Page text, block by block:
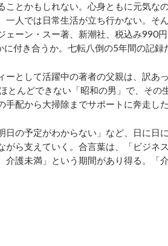
とかもしれない。心身ともに元気な
一人では日常生活が立ち行かない。そ
ジェーン・スー著、新潮社、税込み990
付き合うか。七転八倒の5年間の記録
として活躍中の著者の父親は、訳あ
とんどできない「昭和の男」で、その
配から大掃除までサポートに奔走した
の予定がわからない」など、日に日
がら支えていく。合言葉は、「ビジネ
護未満」という期間があり得る。「